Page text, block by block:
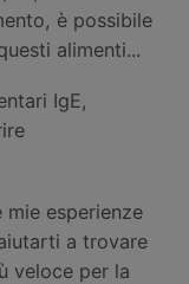
è possibile
alimenti...
IgE,
esperienze
a trovare
veloce per la